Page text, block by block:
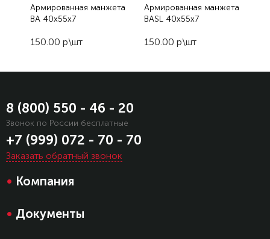
Армированная манжета
BA 40x55x7
150.00 р\шт
Армированная манжета
BASL 40x55x7
150.00 р\шт
• Компания
• Документы
8 (800) 550 - 46 - 20
Звонок по России бесплатные
+7 (999) 072 - 70 - 70
Заказать обратный звонок